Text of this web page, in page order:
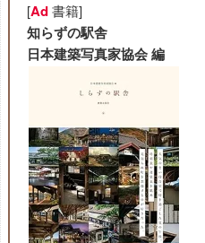
[Ad書籍]
知らずの駅舎
日本建築写真家協会 編